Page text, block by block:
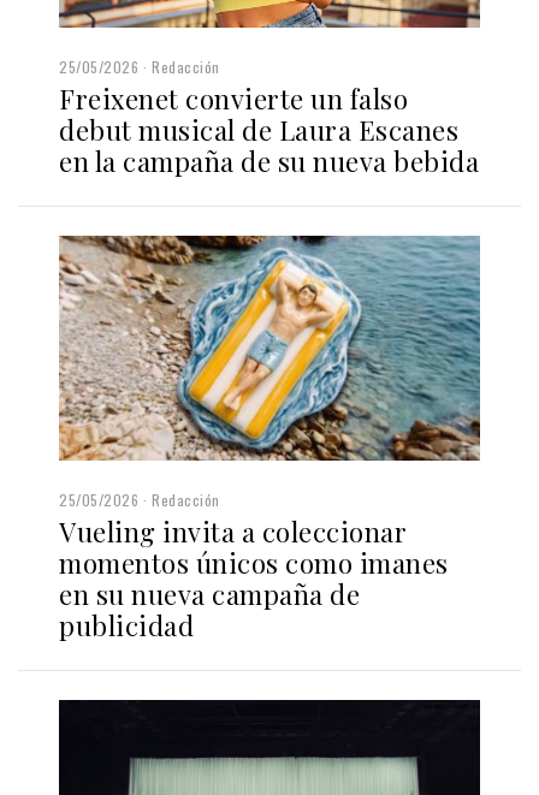
25/05/2026 Redacción
Freixenet convierte un falso
debut musical de Laura Escanes
en la campaña de su nueva bebida
25/05/2026 Redacción
Vueling invita a coleccionar
momentos únicos como imanes
en su nueva campaña de
publicidad